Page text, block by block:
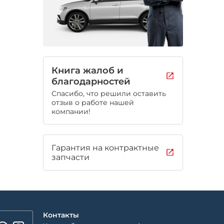
Книга жалоб и
благодарностей
Спасибо, что решили оставить
отзыв о работе нашей
компании!
Гарантия на контрактные
запчасти
Контакты